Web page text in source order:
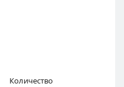
Количество